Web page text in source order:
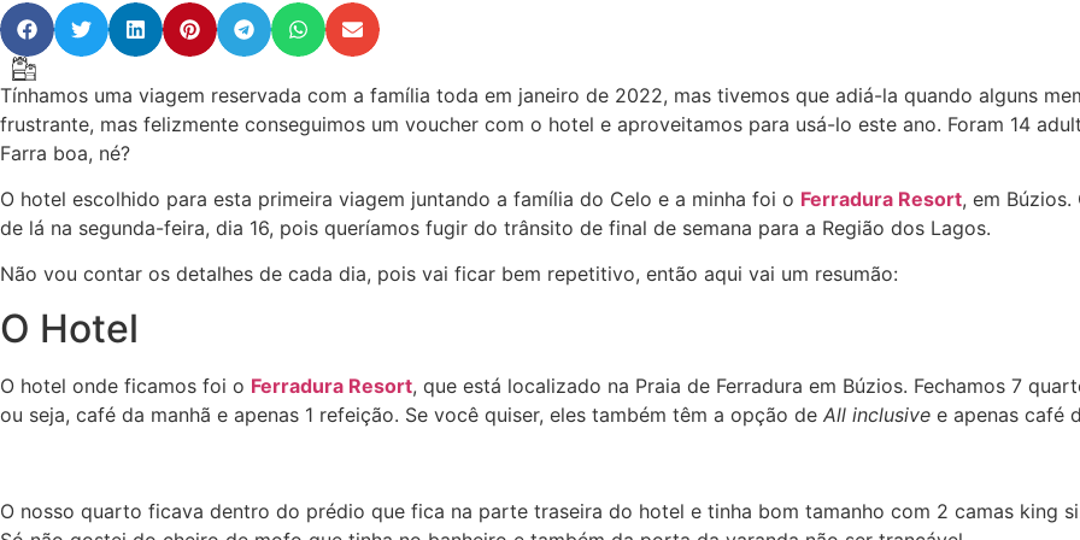
Tínhamos uma viagem reservada com a família toda em janeiro de 2022, mas tivemos que adiá-la quando alguns
frustrante, mas felizmente conseguimos um voucher com o hotel e aproveitamos para usá-lo este ano. Foram 14
Farra boa, né?
O hotel escolhido para esta primeira viagem juntando a família do Celo e a minha foi o Ferradura Resort, em
de lá na segunda-feira, dia 16, pois queríamos fugir do trânsito de final de semana para a Região dos Lagos.
Não vou contar os detalhes de cada dia, pois vai ficar bem repetitivo, então aqui vai um resumão:
O Hotel
O hotel onde ficamos foi o Ferradura Resort, que está localizado na Praia de Ferradura em Búzios. Fechamos 7
ou seja, café da manhã e apenas 1 refeição. Se você quiser, eles também têm a opção de All inclusive e apenas café
O nosso quarto ficava dentro do prédio que fica na parte traseira do hotel e tinha bom tamanho com 2 camas king